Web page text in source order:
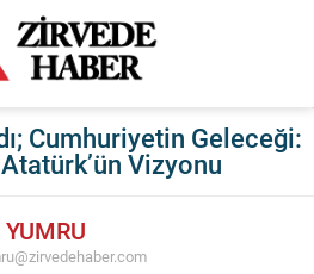
Cumhuriyetin Geleceği:
Vizyonu